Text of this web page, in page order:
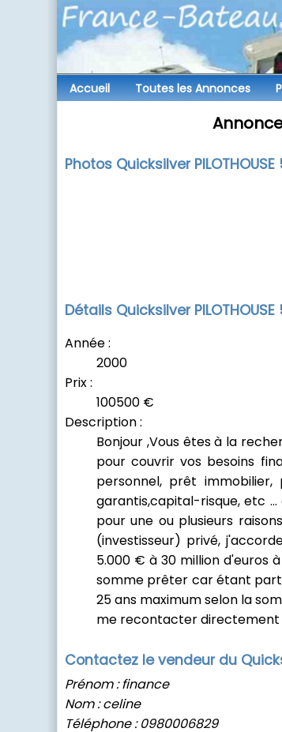
Accueil Toutes lesAnnonces
Photos Quicksilver PILOTHOUSE
Détails Quicksilver PILOTHOUSE
Année :
2000
Prix :
100500 €
Description :
Bonjour ,Vous êtes à la
pour couvrir vos besoins
personnel, prêt
garantis,capital-risque, etc
pour une ou plusieurs
(investisseur) privé,
5.000 € à 30 million d'euros
somme prêter car étant
25 ans maximum selon la
me recontacter directement
Contactez le vendeur du
Prénom : finance
Nom : celine
Téléphone : 0980006829